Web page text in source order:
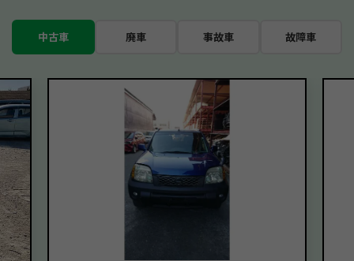
中古車 廃車 事故車 故障車